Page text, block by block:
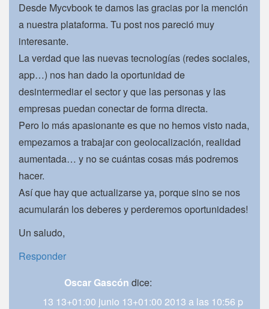
Desde Mycvbook te damos las gracias por la mención
a nuestra plataforma. Tu post nos pareció muy
interesante.
La verdad que las nuevas tecnologías (redes sociales,
app…) nos han dado la oportunidad de
desintermediar el sector y que las personas y las
empresas puedan conectar de forma directa.
Pero lo más apasionante es que no hemos visto nada,
empezamos a trabajar con geolocalización, realidad
aumentada… y no se cuántas cosas más podremos
hacer.
Así que hay que actualizarse ya, porque sino se nos
acumularán los deberes y perderemos oportunidades!
Un saludo,
Responder
Oscar Gascón dice:
13 13+01:00 junio 13+01:00 2013 a las 10:56 p